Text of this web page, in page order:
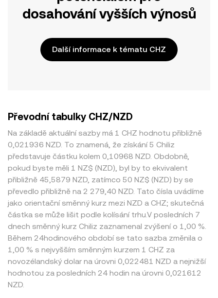
dosahování vyšších výnosů
Další informace k tématu CHZ
Převodní tabulky CHZ/NZD
Na základě aktuální sazby má 1 CHZ hodnotu přibližně
0,021936 NZD. To znamená, že získání 5 Chiliz
představuje částku kolem 0,10968 NZD. Obdobně,
pokud byste měli 1 NZ$ (NZD), byl by to ekvivalent
přibližně 45,5879 NZD, zatímco 50 NZ$ (NZD) by se
převedlo přibližně na 2 279,40 NZD. Tato čísla uvádíme
jako orientační směnný kurz mezi NZD a CHZ; skutečná
částka se může lišit podle kolísání trhu.V posledních 7
dnech směnný kurz Chiliz zaznamenal zvýšení o 1,00 %.
Během 24hodinového období se tato sazba změnila o
1,00 % s nejvyšším směnným kurzem 1 CHZ za
novozélandský dolar na úrovni 0,022481 NZD a nejnižší
hodnotou za posledních 24 hodin na úrovni 0,021612
NZD.